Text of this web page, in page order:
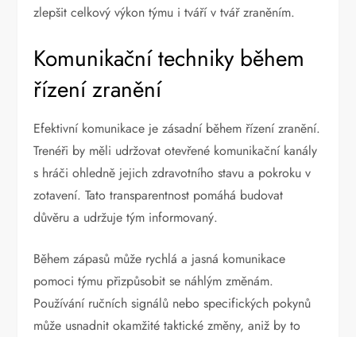
zlepšit celkový výkon týmu i tváří v tvář zraněním.
Komunikační techniky během
řízení zranění
Efektivní komunikace je zásadní během řízení zranění.
Trenéři by měli udržovat otevřené komunikační kanály
s hráči ohledně jejich zdravotního stavu a pokroku v
zotavení. Tato transparentnost pomáhá budovat
důvěru a udržuje tým informovaný.
Během zápasů může rychlá a jasná komunikace
pomoci týmu přizpůsobit se náhlým změnám.
Používání ručních signálů nebo specifických pokynů
může usnadnit okamžité taktické změny, aniž by to